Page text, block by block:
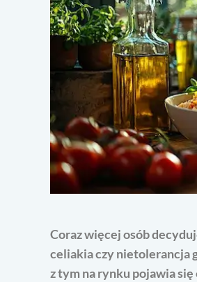
Coraz więcej osób
celiakia czy nietolerancja
z tym na rynku pojawia